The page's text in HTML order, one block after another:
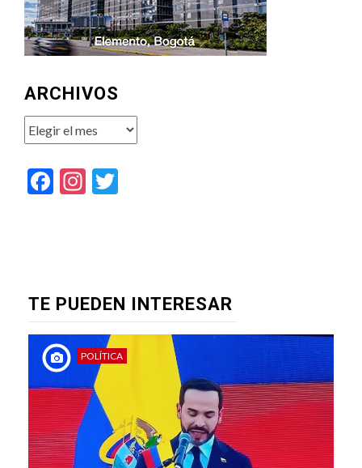
ARCHIVOS
Archivos
Facebook
Instagram
TE PUEDEN INTERESAR
POLÍTICA